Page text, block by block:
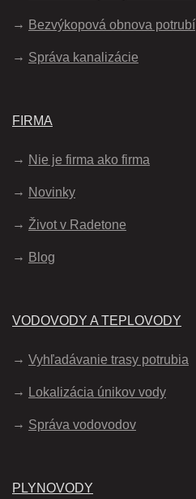
Bezvýkopová obnova potrubí
Správa kanalizácie
FIRMA
Nie je firma ako firma
Novinky
Život v Radetone
Blog
VODOVODY A TEPLOVODY
Vyhľadávanie trasy potrubia
Lokalizácia únikov vody
Správa vodovodov
PLYNOVODY